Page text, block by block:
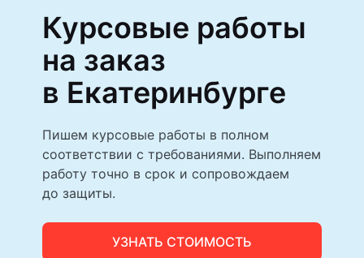
Курсовые работы
на заказ
в Екатеринбурге
Пишем курсовые работы в полном
соответствии с требованиями. Выполняем
работу точно в срок и сопровождаем
до защиты.
УЗНАТЬ СТОИМОСТЬ